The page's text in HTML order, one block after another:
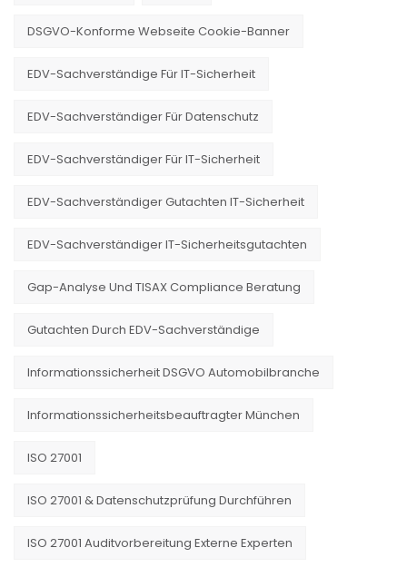
DSGVO-Konforme Webseite Cookie-Banner
EDV-Sachverständige Für IT-Sicherheit
EDV-Sachverständiger Für Datenschutz
EDV-Sachverständiger Für IT-Sicherheit
EDV-Sachverständiger Gutachten IT-Sicherheit
EDV-Sachverständiger IT-Sicherheitsgutachten
Gap-Analyse Und TISAX Compliance Beratung
Gutachten Durch EDV-Sachverständige
Informationssicherheit DSGVO Automobilbranche
Informationssicherheitsbeauftragter München
ISO 27001
ISO 27001 & Datenschutzprüfung Durchführen
ISO 27001 Auditvorbereitung Externe Experten